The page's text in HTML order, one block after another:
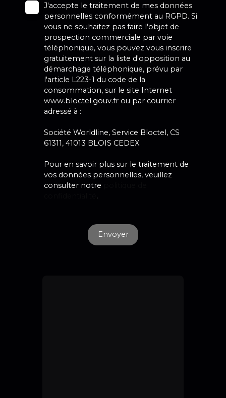
J'accepte le traitement de mes données
personnelles conformément au RGPD. Si
vous ne souhaitez pas faire l'objet de
prospection commerciale par voie
téléphonique, vous pouvez vous inscrire
gratuitement sur la liste d'opposition au
démarchage téléphonique, prévu par
l'article L223-1 du code de la
consommation, sur le site Internet
www.bloctel.gouv.fr ou par courrier
adressé à :
Société Worldline, Service Bloctel, CS
61311, 41013 BLOIS CEDEX.
Pour en savoir plus sur le traitement de
vos données personnelles, veuillez
consulter notre
.
Envoyer